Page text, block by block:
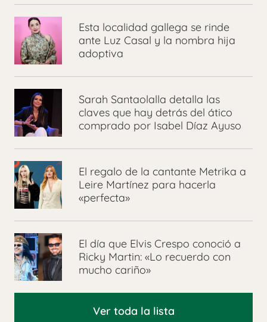
Esta localidad gallega se rinde
ante Luz Casal y la nombra hija
adoptiva
Sarah Santaolalla detalla las
claves que hay detrás del ático
comprado por Isabel Díaz Ayuso
El regalo de la cantante Metrika a
Leire Martínez para hacerla
«perfecta»
El día que Elvis Crespo conoció a
Ricky Martin: «Lo recuerdo con
mucho cariño»
Ver toda la lista